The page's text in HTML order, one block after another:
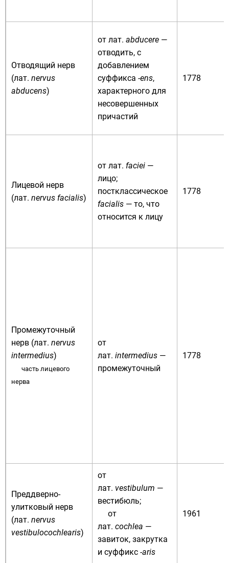
Отводящий нерв
(лат. nervus
abducens)
от лат. abducere —
отводить, с
добавлением
суффикса -ens,
характерного для
несовершенных
причастий
1778
Лицевой нерв
(лат. nervus facialis)
от лат. faciei —
лицо;
постклассическое
facialis — то, что
относится к лицу
1778
Промежуточный
нерв (лат. nervus
intermedius)
часть лицевого
нерва
от
лат. intermedius —
промежуточный
1778
Преддверно-
улитковый нерв
(лат. nervus
vestibulocochlearis)
от
лат. vestibulum —
вестибюль;
от
лат. cochlea —
завиток, закрутка
и суффикс -aris
1961